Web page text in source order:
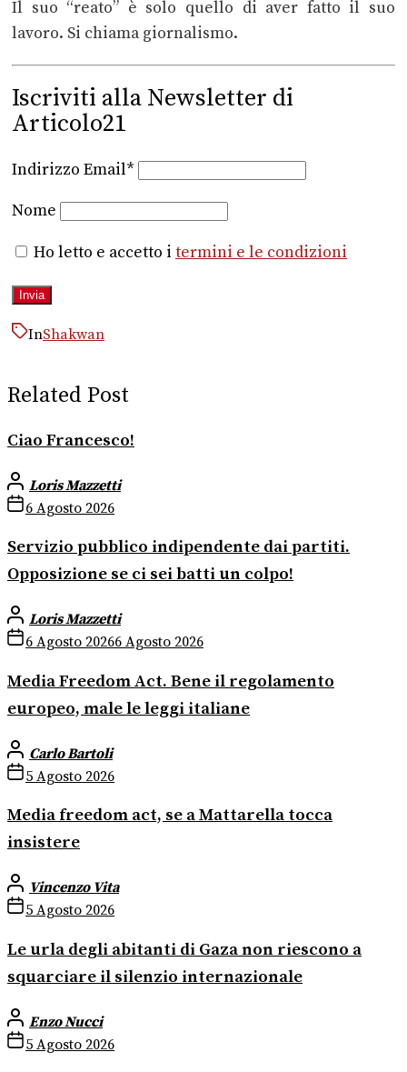
Il suo “reato” è solo quello di aver fatto il suo
lavoro. Si chiama giornalismo.
Iscriviti alla Newsletter di
Articolo21
Indirizzo Email*
Nome
Ho letto e accetto i termini e le condizioni
InShakwan
Related Post
Ciao Francesco!
Loris Mazzetti
6 Agosto 2026
Servizio pubblico indipendente dai partiti.
Opposizione se ci sei batti un colpo!
Loris Mazzetti
6 Agosto 20266 Agosto 2026
Media Freedom Act. Bene il regolamento
europeo, male le leggi italiane
Carlo Bartoli
5 Agosto 2026
Media freedom act, se a Mattarella tocca
insistere
Vincenzo Vita
5 Agosto 2026
Le urla degli abitanti di Gaza non riescono a
squarciare il silenzio internazionale
Enzo Nucci
5 Agosto 2026